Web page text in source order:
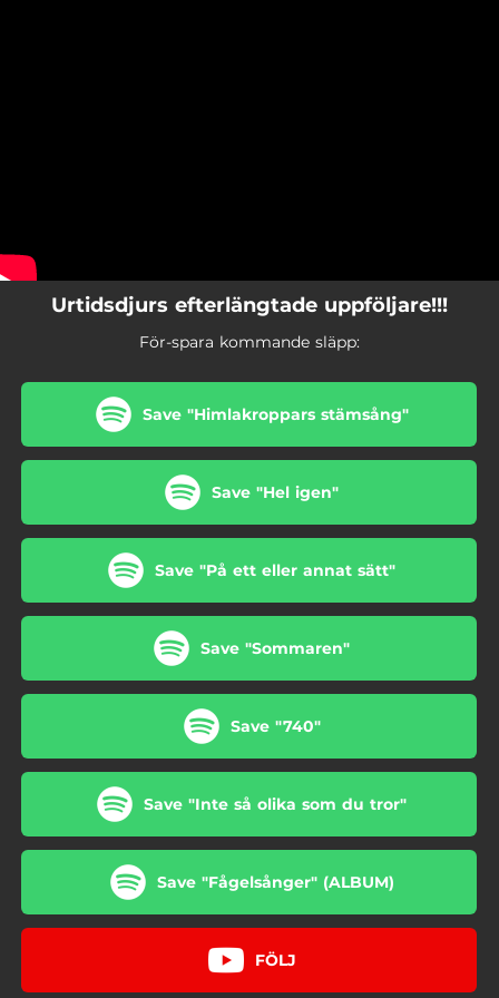
Urtidsdjurs efterlängtade uppföljare!!!
För-spara kommande släpp:
Save "Himlakroppars stämsång"
Save "Hel igen"
Save "På ett eller annat sätt"
Save "Sommaren"
Save "740"
Save "Inte så olika som du tror"
Save "Fågelsånger" (ALBUM)
FÖLJ